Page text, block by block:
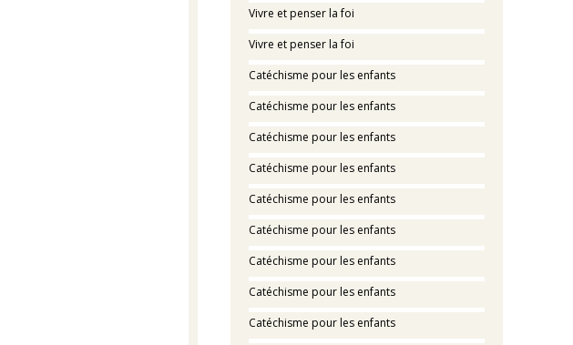
Vivre et penser la foi
Vivre et penser la foi
Catéchisme pour les enfants
Catéchisme pour les enfants
Catéchisme pour les enfants
Catéchisme pour les enfants
Catéchisme pour les enfants
Catéchisme pour les enfants
Catéchisme pour les enfants
Catéchisme pour les enfants
Catéchisme pour les enfants